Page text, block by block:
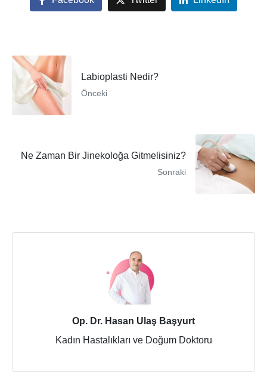
Labioplasti Nedir?
Önceki
Ne Zaman Bir Jinekoloğa Gitmelisiniz?
Sonraki
Op. Dr. Hasan Ulaş Başyurt
Kadın Hastalıkları ve Doğum Doktoru